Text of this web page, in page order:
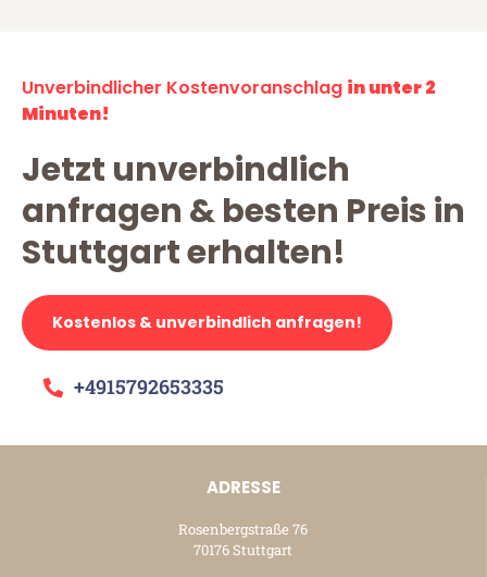
Unverbindlicher Kostenvoranschlag in unter 2
Minuten!
Jetzt unverbindlich
anfragen & besten Preis in
Stuttgart erhalten!
Kostenlos & unverbindlich anfragen!
+4915792653335
ADRESSE
Rosenbergstraße 76
70176 Stuttgart